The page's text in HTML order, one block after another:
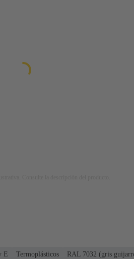
E Termoplásticos RAL 7032 (gris